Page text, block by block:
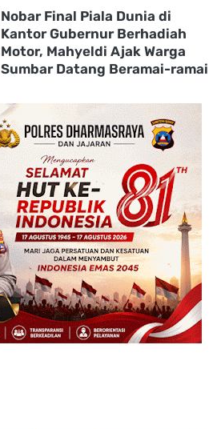
Nobar Final Piala Dunia di
Kantor Gubernur Berhadiah
Motor, Mahyeldi Ajak Warga
Sumbar Datang Beramai-ramai